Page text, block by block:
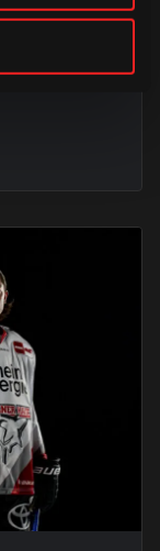
im